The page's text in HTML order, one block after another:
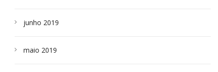
junho 2019
maio 2019